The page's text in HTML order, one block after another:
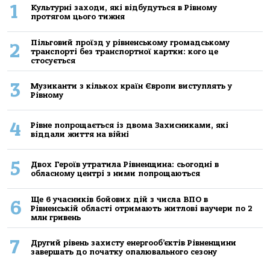
1
Культурні заходи, які відбудуться в Рівному
протягом цього тижня
2
Пільговий проїзд у рівненському громадському
транспорті без транспортної картки: кого це
стосується
3
Музиканти з кількох країн Європи виступлять у
Рівному
4
Рівне попрощається із двома Захисниками, які
віддали життя на війні
5
Двох Героїв утратила Рівненщина: сьогодні в
обласному центрі з ними попрощаються
6
Ще 6 учасників бойових дій з числа ВПО в
Рівненській області отримають житлові ваучери по 2
млн гривень
7
Другий рівень захисту енергооб’єктів Рівненщини
завершать до початку опалювального сезону